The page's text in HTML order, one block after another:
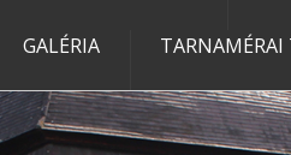
GALÉRIA TARNAMÉRAI